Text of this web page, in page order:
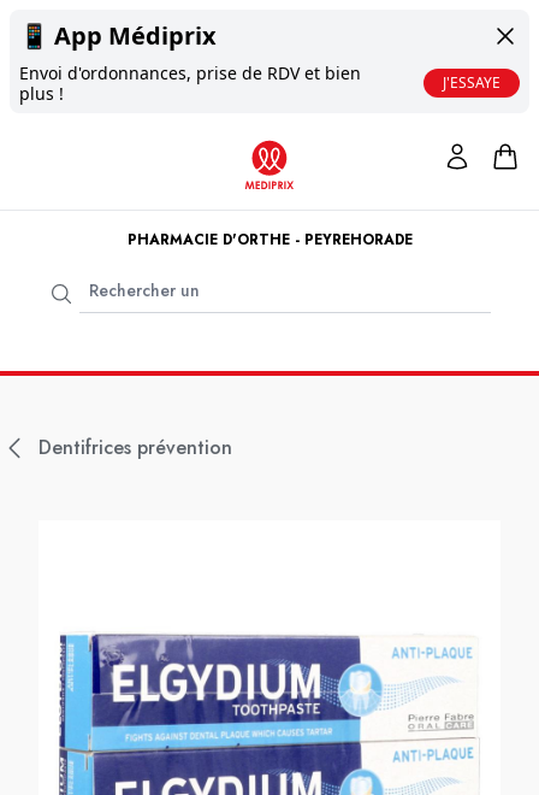
📱 App Médiprix
Envoi d'ordonnances, prise de RDV et bien
plus !
J'ESSAYE
PHARMACIE D'ORTHE - PEYREHORADE
Dentifrices prévention